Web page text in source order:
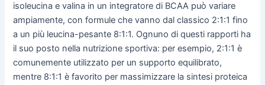
isoleucina e valina in un integratore di BCAA può variare
ampiamente, con formule che vanno dal classico 2:1:1 fino
a un più leucina-pesante 8:1:1. Ognuno di questi rapporti ha
il suo posto nella nutrizione sportiva: per esempio, 2:1:1 è
comunemente utilizzato per un supporto equilibrato,
mentre 8:1:1 è favorito per massimizzare la sintesi proteica